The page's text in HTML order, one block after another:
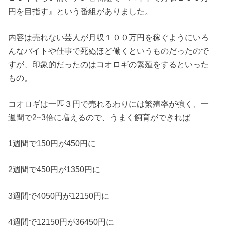
円を目指す』という番組がありました。
内容は売れない芸人が月収１００万円を稼ぐようにいろ
んなバイトや仕事で死ぬほど働くというものだったので
すが、印象的だったのはコオロギの繁殖をするといった
もの。
コオロギは一匹３円で売れるわりには繁殖率が強く、一
週間で2~3倍に増えるので、うまく飼育ができれば
1週間で150円が450円に
2週間で450円が1350円に
3週間で4050円が12150円に
4週間で12150円が36450円に